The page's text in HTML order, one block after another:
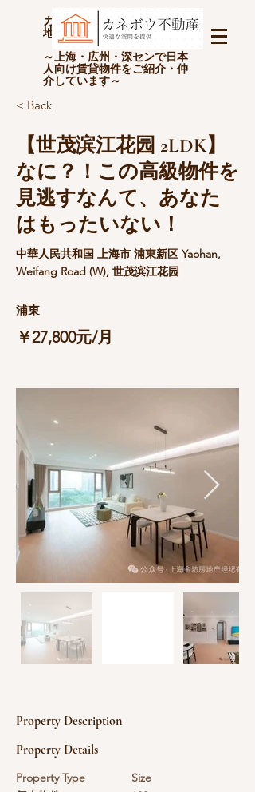
カネボウ不動産(上海金坊房
地产经纪有限公司)
～上海・広州・深センで日本
人向け賃貸物件をご紹介・仲
介しています～
< Back
【世茂滨江花园 2LDK】
なに？！この高級物件を
見逃すなんて、あなた
はもったいない！
中華人民共和国 上海市 浦東新区 Yaohan,
Weifang Road (W), 世茂滨江花园
浦東
￥27,800元/月
Property Description
Property Details
Property Type
Size